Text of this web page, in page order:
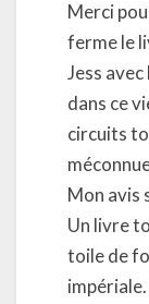
Merci
ferme le
Jess
dans ce
circuits
Mon avis
Un livre
toile de